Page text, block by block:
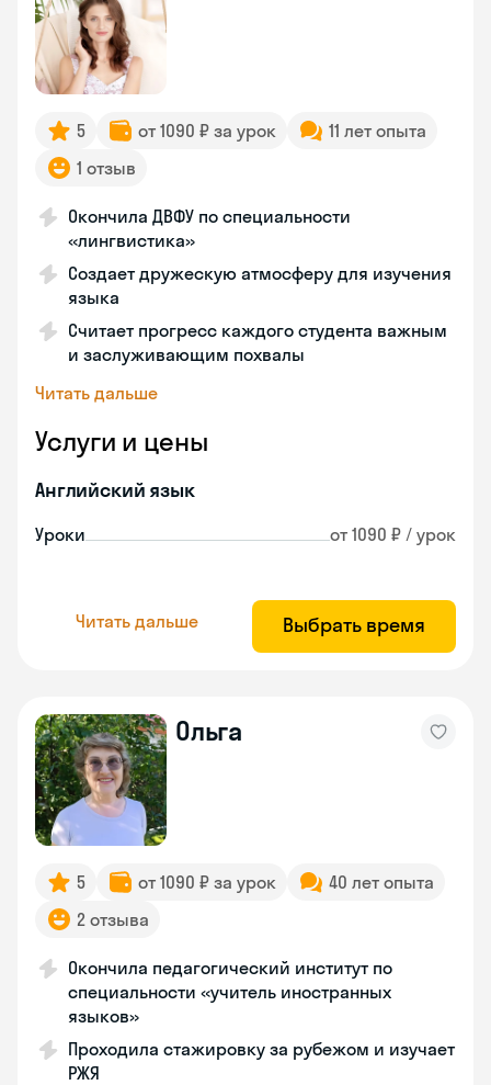
5 от 1090 ₽ за урок
11 лет опыта
1 отзыв
Окончила ДВФУ по специальности
«лингвистика»
Создает дружескую атмосферу для изучения
языка
Считает прогресс каждого студента важным
и заслуживающим похвалы
Читать дальше
Услуги и цены
Английский язык
Уроки от 1090 ₽ / урок
Читать дальше Выбрать время
Ольга
5 от 1090 ₽ за урок
40 лет опыта
2 отзыва
Окончила педагогический институт по
специальности «учитель иностранных
языков»
Проходила стажировку за рубежом и изучает
РЖЯ